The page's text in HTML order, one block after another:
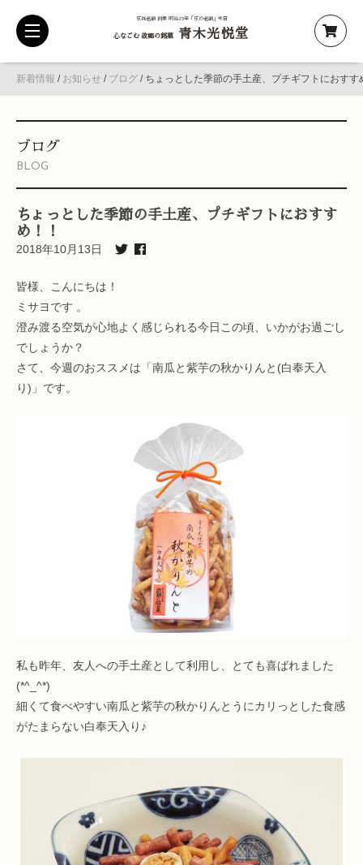
京都老舗 創業 明治25年「京の老舗」受賞
心なごむ 故郷の銘菓 青木光悦堂
toggle
navigation
新着情報 / お知らせ / ブログ / ちょっとした季節の手土産、プチギフトにおすす
ブログ
BLOG
ちょっとした季節の手土産、プチギフトにおすす
め！！
2018年10月13日
皆様、こんにちは！
ミサヨです 。
澄み渡る空気が心地よく感じられる今日この頃、いかがお過ごし
でしょうか？
さて、今週のおススメは「南瓜と紫芋の秋かりんと(白奉天入
り)」です。
私も昨年、友人への手土産として利用し、とても喜ばれました
(*^_^*)
細くて食べやすい南瓜と紫芋の秋かりんとうにカリっとした食感
がたまらない白奉天入り♪